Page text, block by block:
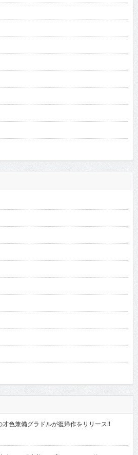
色兼備グラドルが復帰作をリリース!!